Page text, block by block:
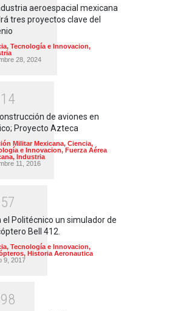
aeroespacial mexicana
tres proyectos clave del
Tecnología e Innovacion,
28, 2024
1 4
de aviones en
Proyecto Azteca
Militar Mexicana, Ciencia,
e Innovacion, Fuerza Aérea
, Industria
11, 2016
57
el Politécnico un simulador de
Bell 412.
Tecnología e Innovacion,
, Historia Aeronautica
9, 2017
98